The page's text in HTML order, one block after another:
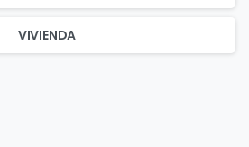
VIVIENDA